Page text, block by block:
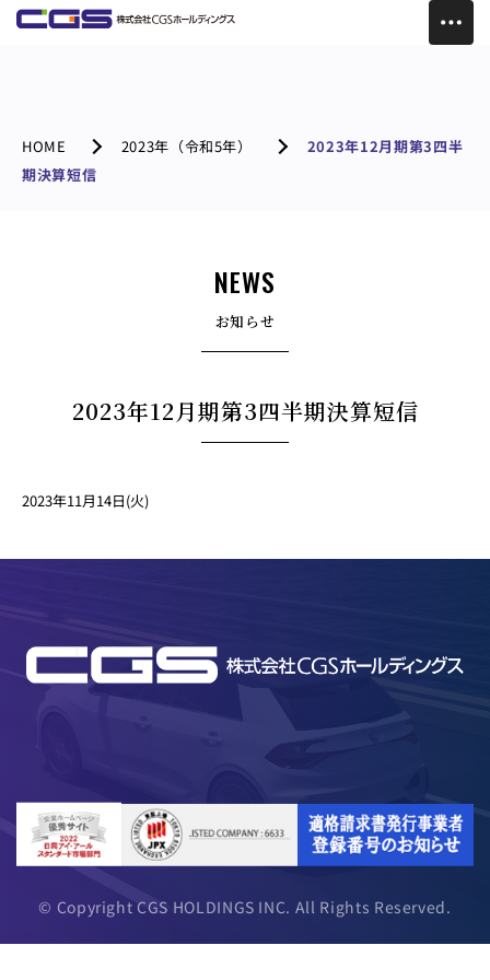
HOME 2023年（令和5年）
2023年12月期第3四半
期決算短信
NEWS
お知らせ
2023年12月期第3四半期決算短信
2023年11月14日(火)
© Copyright CGS HOLDINGS INC. All Rights Reserved.